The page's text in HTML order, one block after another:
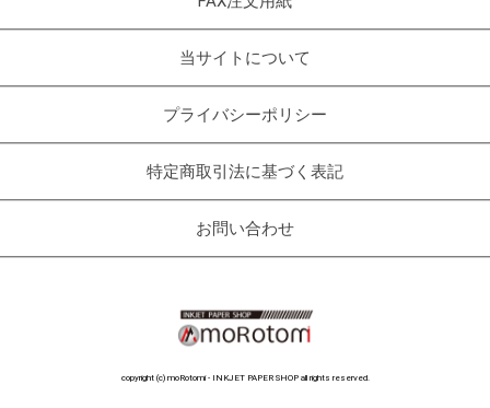
当サイトについて
プライバシーポリシー
特定商取引法に基づく表記
お問い合わせ
copyright (c) moRotomi - INKJET PAPER SHOP all rights reserved.